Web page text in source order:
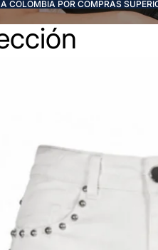
A COLOMBIA POR COMPRAS